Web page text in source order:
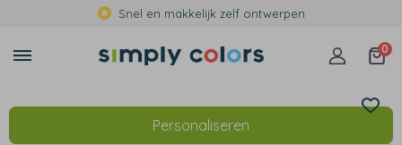
Snel en makkelijk zelf ontwerpen
0
Personaliseren